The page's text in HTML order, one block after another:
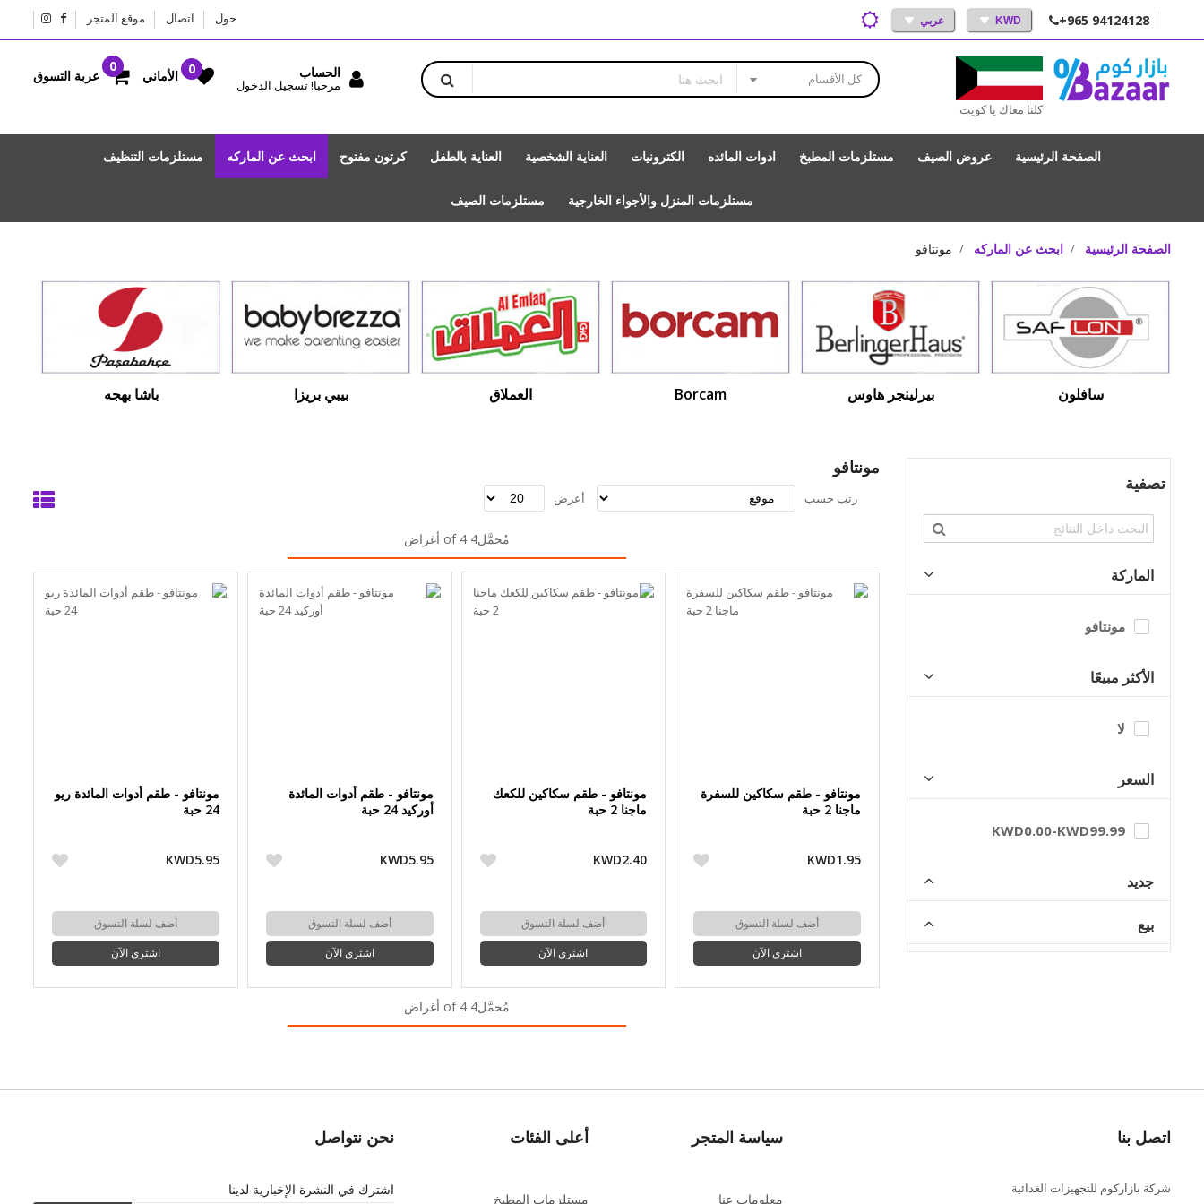
+965 94124128
KWD عربي حول اتصال موقع المتجر
كلنا معاك يا كويت
كل الأقسام
الصفحة الرئيسية عروض الصيف مستلزمات المطبخ ادوات المائده الكترونيات العناية الشخصية العناية بالطفل كرتون مفتوح ابحث عن الماركه مستلزمات التنظيف
مستلزمات المنزل والأجواء الخارجية مستلزمات الصيف
الحساب
مرحبا! تسجيل الدخول
الأماني عربة التسوق
الصفحة الرئيسية ابحث عن الماركه مونتافو
سافلون بيرلينجر هاوس Borcam العملاق بيبي بريزا باشا بهجه
مونتافو
رتب حسب أعرض
مُحمَّل4 of 4 أغراض
مونتافو - طقم سكاكين للسفرة
ماجنا 2 حبة
KWD1.95
أضف لسلة التسوق
اشتري الآن
مونتافو - طقم سكاكين للكعك
ماجنا 2 حبة
KWD2.40
أضف لسلة التسوق
اشتري الآن
مونتافو - طقم أدوات المائدة
أوركيد 24 حبة
KWD5.95
أضف لسلة التسوق
اشتري الآن
مونتافو - طقم أدوات المائدة ريو
24 حبة
KWD5.95
أضف لسلة التسوق
اشتري الآن
مُحمَّل4 of 4 أغراض
تصفية
الماركة
مونتافو
الأكثر مبيعًا
لا
السعر
KWD0.00-KWD99.99
جديد
بيع
اتصل بنا
شركة بازاركوم للتجهيزات الغدائية
سياسة المتجر
معلومات عنا
أعلى الفئات
مستلزمات المطبخ
نحن نتواصل
اشترك في النشرة الإخبارية لدينا